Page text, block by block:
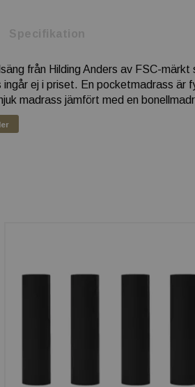
Specifikation
från Hilding Anders av FSC-
ingår ej i priset. En pocketmadrass
madrass jämfört med en